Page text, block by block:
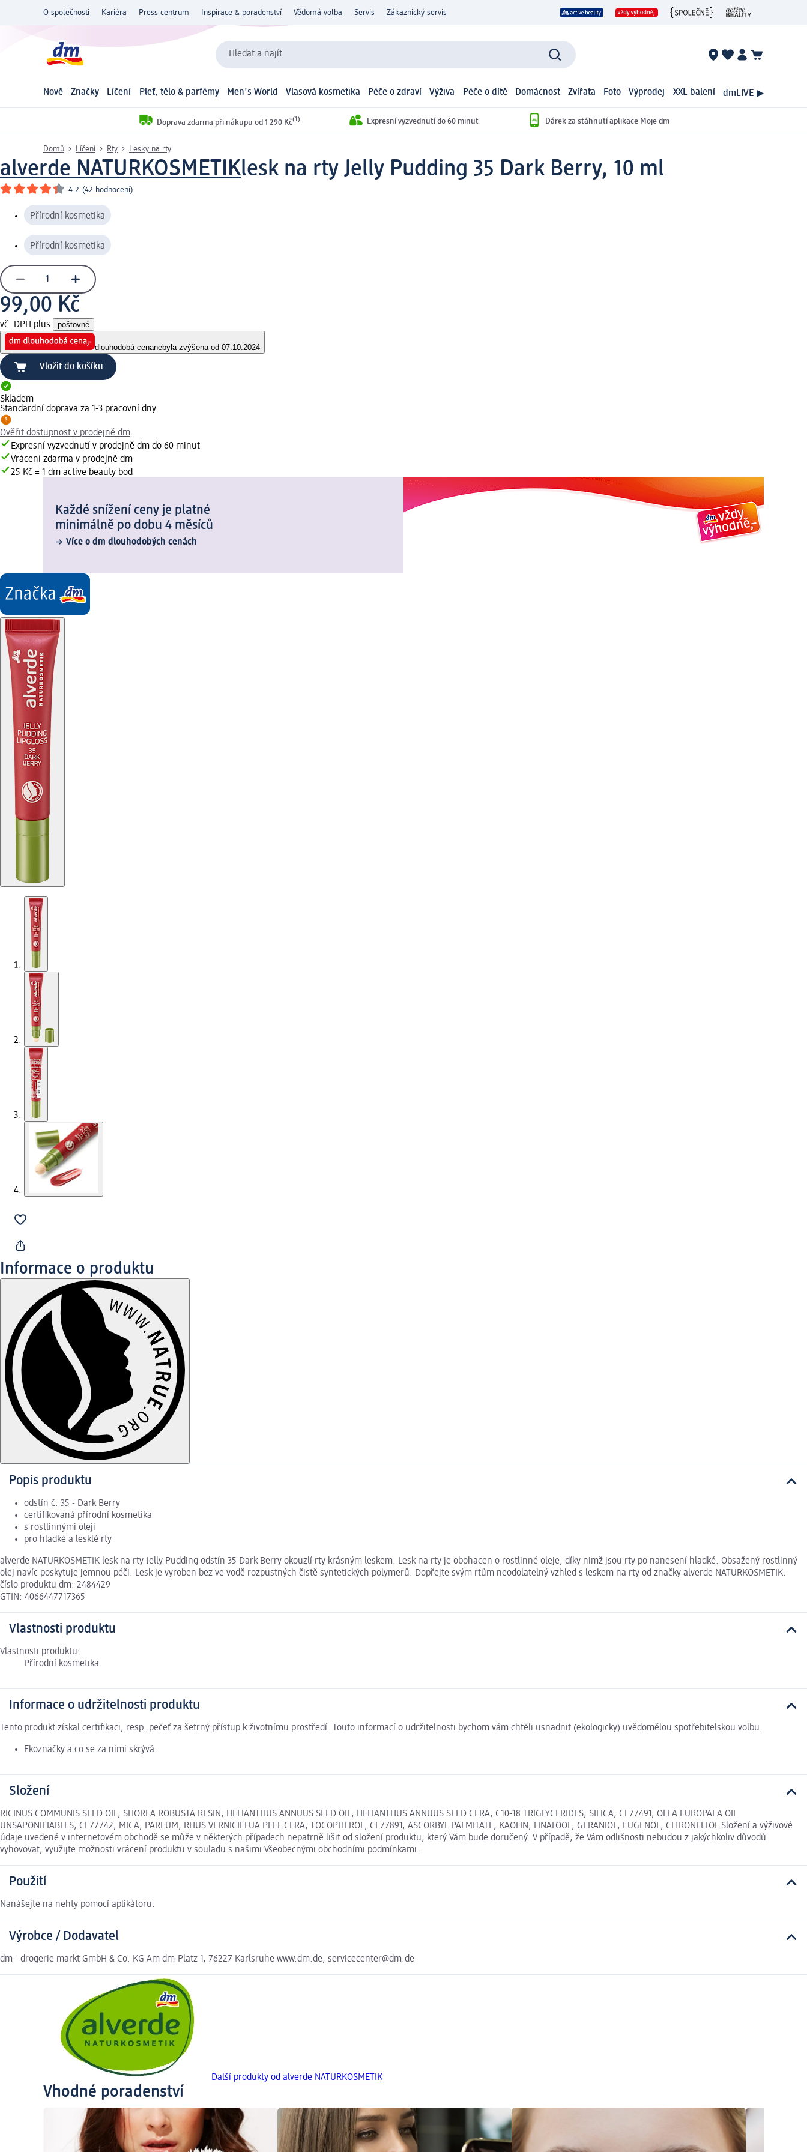
O společnosti Kariéra Press centrum Inspirace & poradenství Vědomá volba Servis Zákaznický servis
Hledat a najít
Nově Značky Líčení Pleť, tělo & parfémy Men's World Vlasová kosmetika Péče o zdraví Výživa Péče o dítě Domácnost Zvířata Foto Výprodej XXL balení dmLIVE ▶
Doprava zdarma při nákupu od 1 290 Kč(1) Expresní vyzvednutí do 60 minut Dárek za stáhnutí aplikace Moje dm
Domů Líčení Rty Lesky na rty
alverde NATURKOSMETIKlesk na rty Jelly Pudding 35 Dark Berry, 10 ml
4.2 (42 hodnocení)
Přírodní kosmetika
Přírodní kosmetika
99,00 Kč
vč. DPH plus poštovné
dlouhodobá cenanebyla zvýšena od 07.10.2024
Vložit do košíku
Skladem
Standardní doprava za 1-3 pracovní dny
Ověřit dostupnost v prodejně dm
Expresní vyzvednutí v prodejně dm do 60 minut
Vrácení zdarma v prodejně dm
25 Kč = 1 dm active beauty bod
Každé snížení ceny je platné
minimálně po dobu 4 měsíců
Více o dm dlouhodobých cenách
Informace o produktu
Popis produktu
odstín č. 35 - Dark Berry
certifikovaná přírodní kosmetika
s rostlinnými oleji
pro hladké a lesklé rty
alverde NATURKOSMETIK lesk na rty Jelly Pudding odstín 35 Dark Berry okouzlí rty krásným leskem. Lesk na rty je obohacen o rostlinné oleje, díky nimž jsou rty po nanesení hladké. Obsažený rostlinný
olej navíc poskytuje jemnou péči. Lesk je vyroben bez ve vodě rozpustných čistě syntetických polymerů. Dopřejte svým rtům neodolatelný vzhled s leskem na rty od značky alverde NATURKOSMETIK.
číslo produktu dm: 2484429
GTIN: 4066447717365
Vlastnosti produktu
Vlastnosti produktu:
Přírodní kosmetika
Informace o udržitelnosti produktu
Tento produkt získal certifikaci, resp. pečeť za šetrný přístup k životnímu prostředí. Touto informací o udržitelnosti bychom vám chtěli usnadnit (ekologicky) uvědomělou spotřebitelskou volbu.
Ekoznačky a co se za nimi skrývá
Složení
RICINUS COMMUNIS SEED OIL, SHOREA ROBUSTA RESIN, HELIANTHUS ANNUUS SEED OIL, HELIANTHUS ANNUUS SEED CERA, C10-18 TRIGLYCERIDES, SILICA, CI 77491, OLEA EUROPAEA OIL
UNSAPONIFIABLES, CI 77742, MICA, PARFUM, RHUS VERNICIFLUA PEEL CERA, TOCOPHEROL, CI 77891, ASCORBYL PALMITATE, KAOLIN, LINALOOL, GERANIOL, EUGENOL, CITRONELLOL Složení a výživové
údaje uvedené v internetovém obchodě se může v některých případech nepatrně lišit od složení produktu, který Vám bude doručený. V případě, že Vám odlišnosti nebudou z jakýchkoliv důvodů
vyhovovat, využijte možnosti vrácení produktu v souladu s našimi Všeobecnými obchodními podmínkami.
Použití
Nanášejte na nehty pomocí aplikátoru.
Výrobce / Dodavatel
dm - drogerie markt GmbH & Co. KG Am dm-Platz 1, 76227 Karlsruhe www.dm.de, servicecenter@dm.de
Další produkty od alverde NATURKOSMETIK
Vhodné poradenství